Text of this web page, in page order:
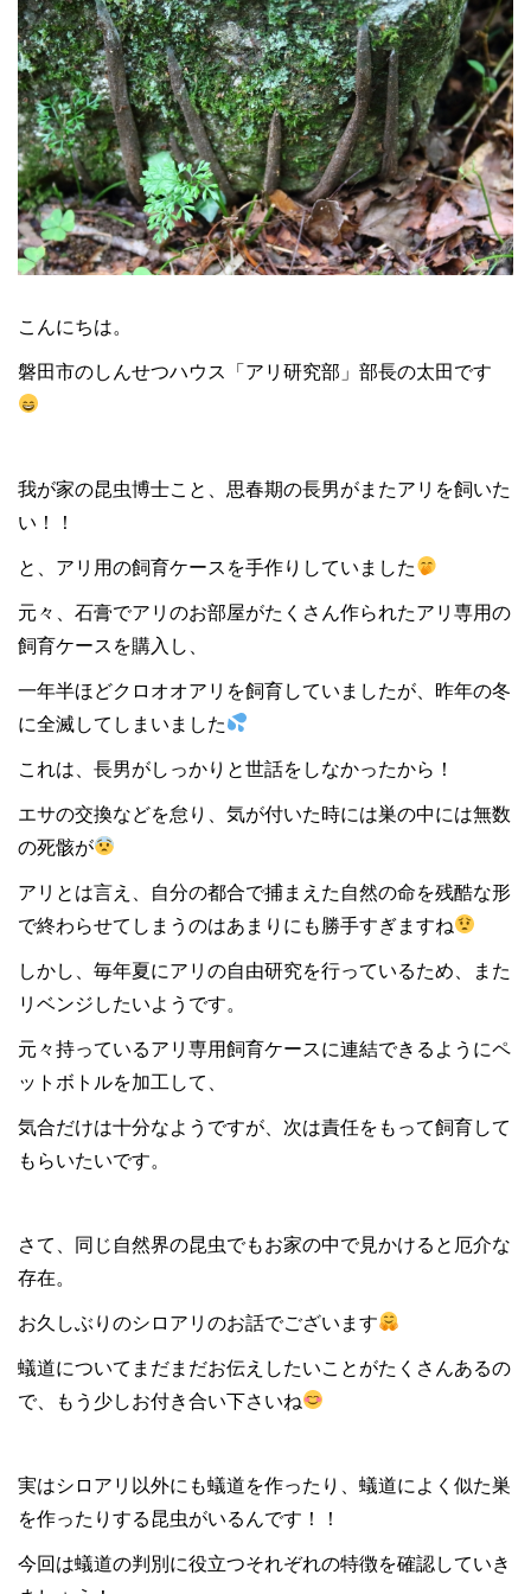
こんにちは。
磐田市のしんせつハウス「アリ研究部」部長の太田です
我が家の昆虫博士こと、思春期の長男がまたアリを飼いた
い！！
と、アリ用の飼育ケースを手作りしていました
元々、石膏でアリのお部屋がたくさん作られたアリ専用の
飼育ケースを購入し、
一年半ほどクロオオアリを飼育していましたが、昨年の冬
に全滅してしまいました
これは、長男がしっかりと世話をしなかったから！
エサの交換などを怠り、気が付いた時には巣の中には無数
の死骸が
アリとは言え、自分の都合で捕まえた自然の命を残酷な形
で終わらせてしまうのはあまりにも勝手すぎますね
しかし、毎年夏にアリの自由研究を行っているため、また
リベンジしたいようです。
元々持っているアリ専用飼育ケースに連結できるようにペ
ットボトルを加工して、
気合だけは十分なようですが、次は責任をもって飼育して
もらいたいです。
さて、同じ自然界の昆虫でもお家の中で見かけると厄介な
存在。
お久しぶりのシロアリのお話でございます
蟻道についてまだまだお伝えしたいことがたくさんあるの
で、もう少しお付き合い下さいね
実はシロアリ以外にも蟻道を作ったり、蟻道によく似た巣
を作ったりする昆虫がいるんです！！
今回は蟻道の判別に役立つそれぞれの特徴を確認していき